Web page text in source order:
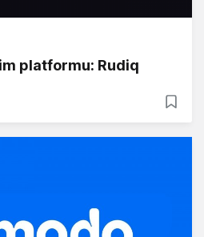
platformu: Rudiq